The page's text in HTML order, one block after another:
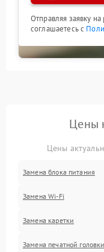
Отправляя заявку
соглашаетесь с
Цены
Цены
Замена блока питания
Замена Wi-Fi
Замена каретки
Замена печатной головки